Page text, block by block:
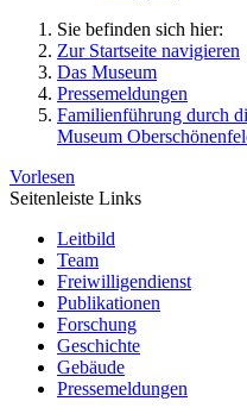
Sie befinden sich hier:
Zur Startseite navigieren
Das Museum
Pressemeldungen
Familienführung durch
Museum
Vorlesen
Seitenleiste Links
Leitbild
Team
Freiwilligendienst
Publikationen
Forschung
Geschichte
Gebäude
Pressemeldungen